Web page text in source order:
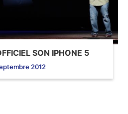
SON IPHONE 5
2012